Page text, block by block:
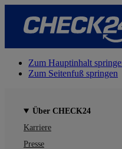
Zum Hauptinhalt
Zum Seitenfuß springen
Über CHECK24
Karriere
Presse